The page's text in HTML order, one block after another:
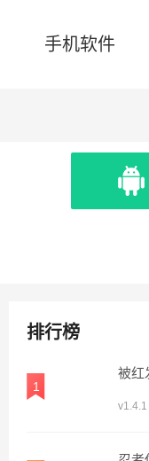
手机软件
排行榜
1
被红
v1.4.1